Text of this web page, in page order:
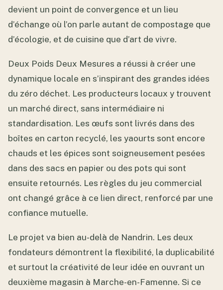
devient un point de convergence et un lieu
d’échange où l’on parle autant de compostage que
d’écologie, et de cuisine que d’art de vivre.
Deux Poids Deux Mesures a réussi à créer une
dynamique locale en s’inspirant des grandes idées
du zéro déchet. Les producteurs locaux y trouvent
un marché direct, sans intermédiaire ni
standardisation. Les œufs sont livrés dans des
boîtes en carton recyclé, les yaourts sont encore
chauds et les épices sont soigneusement pesées
dans des sacs en papier ou des pots qui sont
ensuite retournés. Les règles du jeu commercial
ont changé grâce à ce lien direct, renforcé par une
confiance mutuelle.
Le projet va bien au-delà de Nandrin. Les deux
fondateurs démontrent la flexibilité, la duplicabilité
et surtout la créativité de leur idée en ouvrant un
deuxième magasin à Marche-en-Famenne. Si ce